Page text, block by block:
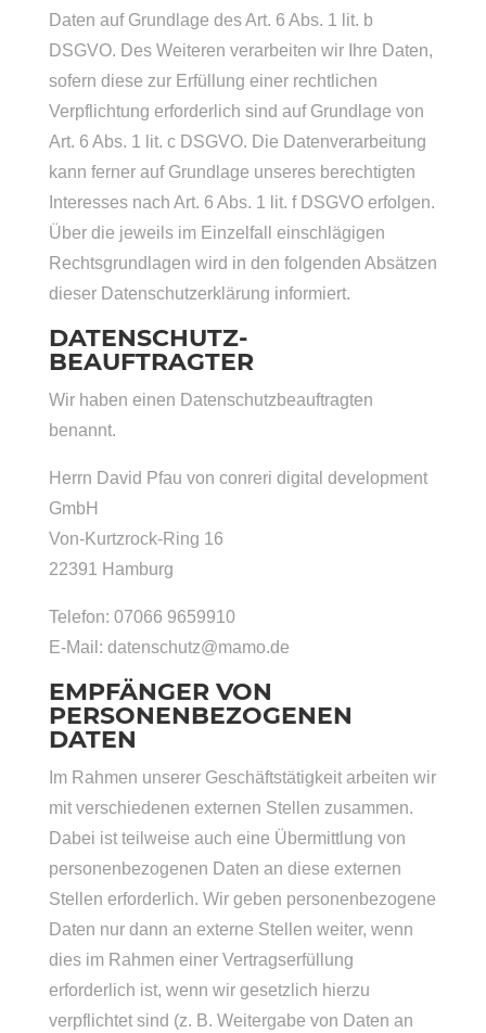
Daten auf Grundlage des Art. 6 Abs. 1 lit. b
DSGVO. Des Weiteren verarbeiten wir Ihre Daten,
sofern diese zur Erfüllung einer rechtlichen
Verpflichtung erforderlich sind auf Grundlage von
Art. 6 Abs. 1 lit. c DSGVO. Die Datenverarbeitung
kann ferner auf Grundlage unseres berechtigten
Interesses nach Art. 6 Abs. 1 lit. f DSGVO erfolgen.
Über die jeweils im Einzelfall einschlägigen
Rechtsgrundlagen wird in den folgenden Absätzen
dieser Datenschutzerklärung informiert.
DATENSCHUTZ­
BEAUFTRAGTER
Wir haben einen Datenschutzbeauftragten
benannt.
Herrn David Pfau von conreri digital development
GmbH
Von-Kurtzrock-Ring 16
22391 Hamburg
Telefon: 07066 9659910
E-Mail: datenschutz@mamo.de
EMPFÄNGER VON
PERSONENBEZOGENEN
DATEN
Im Rahmen unserer Geschäftstätigkeit arbeiten wir
mit verschiedenen externen Stellen zusammen.
Dabei ist teilweise auch eine Übermittlung von
personenbezogenen Daten an diese externen
Stellen erforderlich. Wir geben personenbezogene
Daten nur dann an externe Stellen weiter, wenn
dies im Rahmen einer Vertragserfüllung
erforderlich ist, wenn wir gesetzlich hierzu
verpflichtet sind (z. B. Weitergabe von Daten an